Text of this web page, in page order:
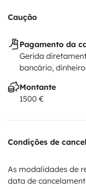
Caução
Pagamento da
Gerida
bancário,
Montante
1500 €
Condições de
As modalidades de
data de